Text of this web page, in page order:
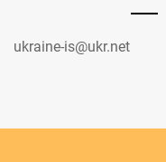
ukraine-is@ukr.net